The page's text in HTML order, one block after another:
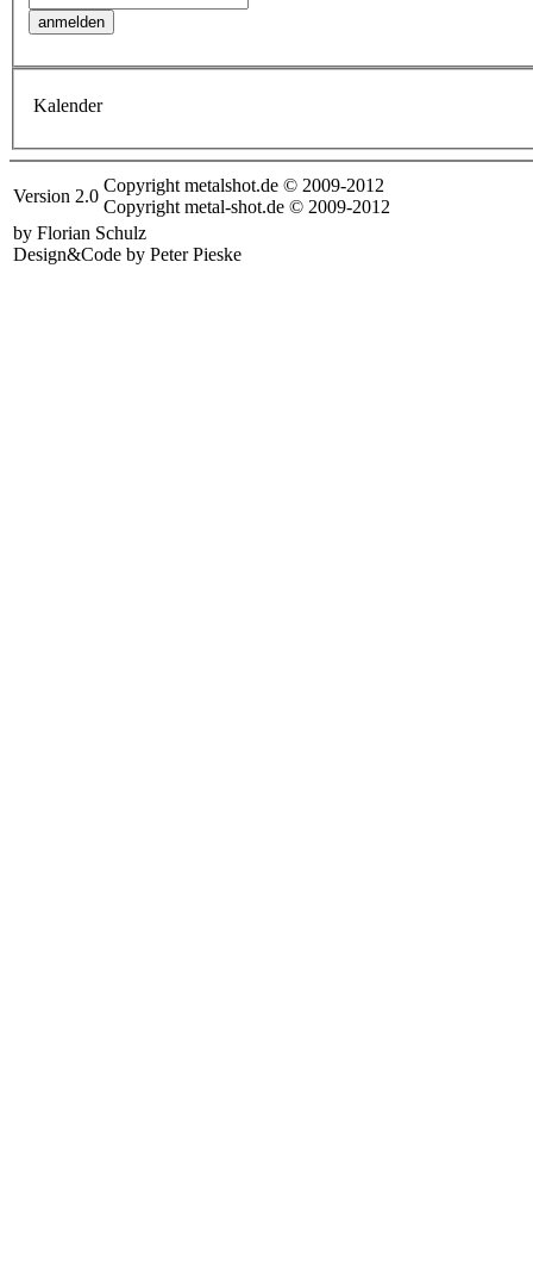
Kalender
Version 2.0
Copyright metalshot.de © 2009-2012
Copyright metal-shot.de © 2009-2012
by Florian Schulz
Design&Code by Peter Pieske